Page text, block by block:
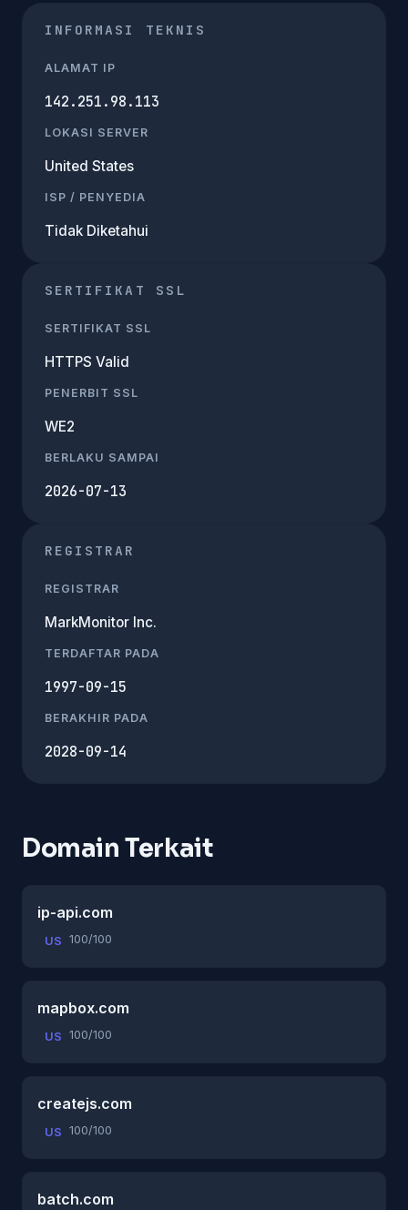
INFORMASI TEKNIS
ALAMAT IP
142.251.98.113
LOKASI SERVER
United States
ISP / PENYEDIA
Tidak Diketahui
SERTIFIKAT SSL
SERTIFIKAT SSL
HTTPS Valid
PENERBIT SSL
WE2
BERLAKU SAMPAI
2026-07-13
REGISTRAR
REGISTRAR
MarkMonitor Inc.
TERDAFTAR PADA
1997-09-15
BERAKHIR PADA
2028-09-14
Domain Terkait
ip-api.com
US 100/100
mapbox.com
US 100/100
createjs.com
US 100/100
batch.com